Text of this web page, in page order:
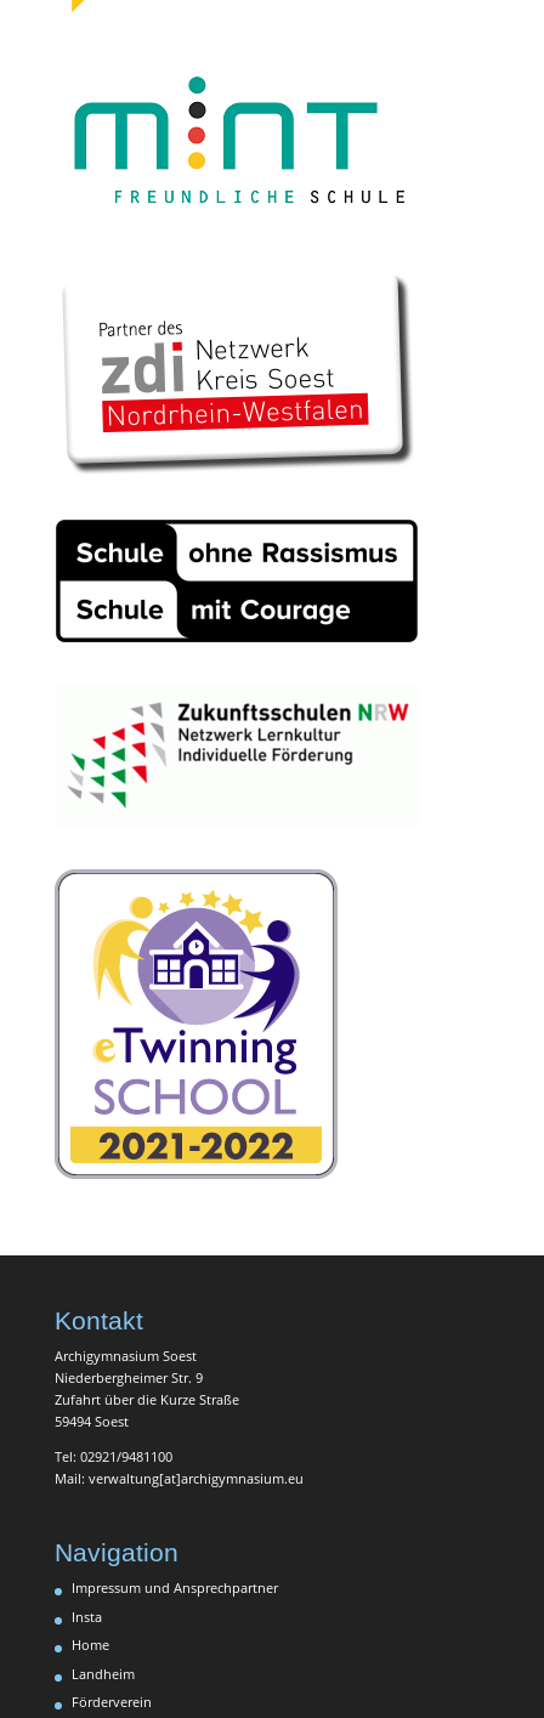
Kontakt
Archigymnasium Soest
Niederbergheimer Str. 9
Zufahrt über die Kurze Straße
59494 Soest
Tel: 02921/9481100
Mail: verwaltung[at]archigymnasium.eu
Navigation
Impressum und Ansprechpartner
Insta
Home
Landheim
Förderverein